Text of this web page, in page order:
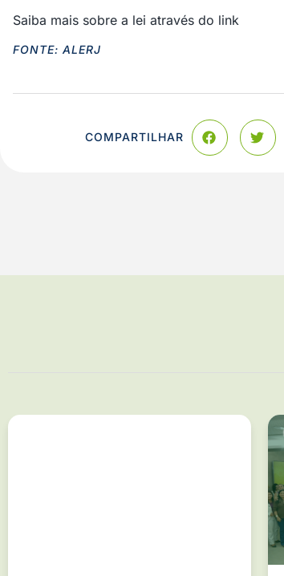
Saiba mais sobre a lei através do link
FONTE: ALERJ
COMPARTILHAR